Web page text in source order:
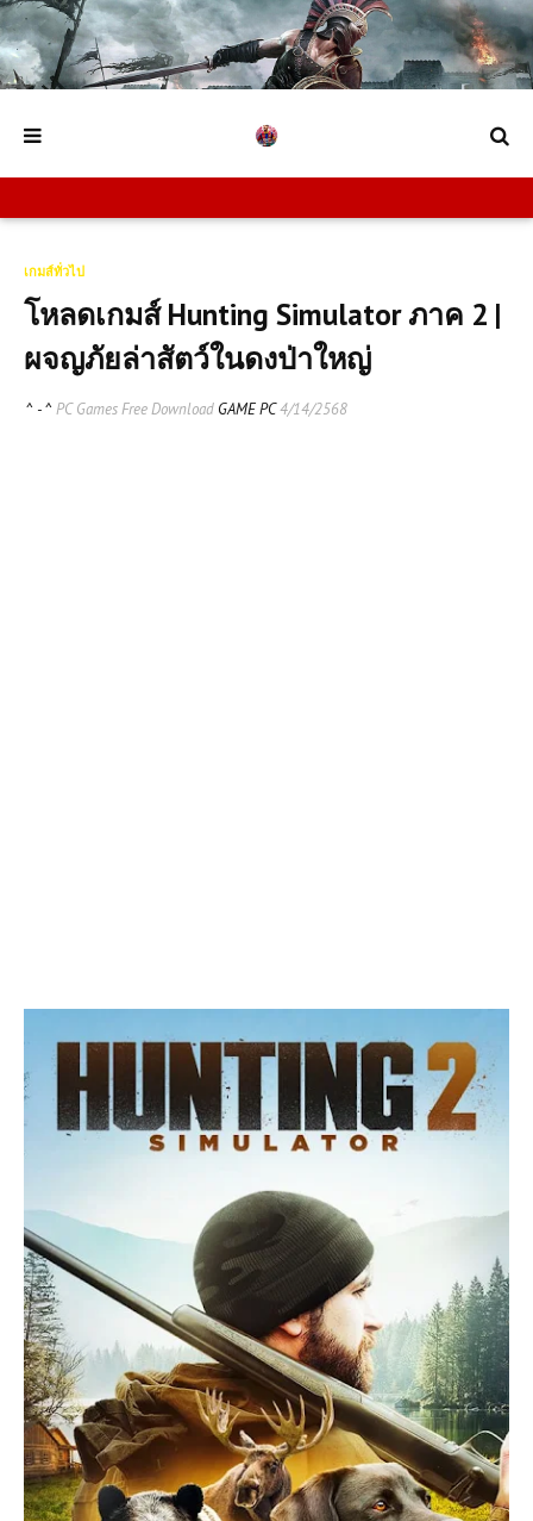
เกมส์ทั่วไป
โหลดเกมส์ Hunting Simulator ภาค 2 |
ผจญภัยล่าสัตว์ในดงป่าใหญ่
^ - ^ PC Games Free Download GAME PC4/14/2568